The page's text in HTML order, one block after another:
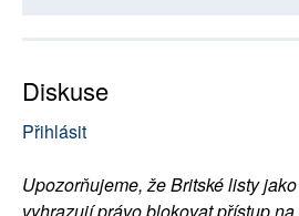
Diskuse
Přihlásit
Upozorňujeme, že Britské listy
vyhrazují právo blokovat přístup